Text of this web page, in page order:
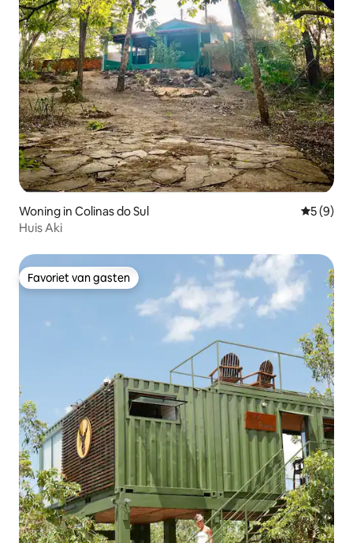
Woning in Colinas do Sul
5 (9)
Huis Aki
Favoriet van gasten
Favoriet van gasten